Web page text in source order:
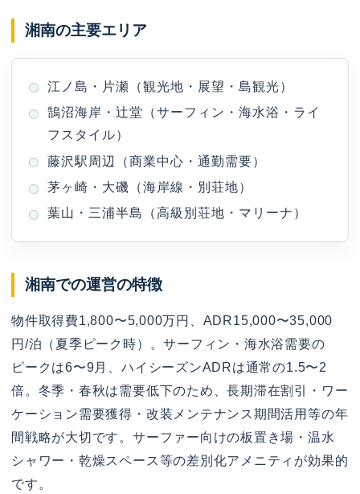
湘南の主要エリア
江ノ島・片瀬（観光地・展望・島観光）
鵠沼海岸・辻堂（サーフィン・海水浴・ライ
フスタイル）
藤沢駅周辺（商業中心・通勤需要）
茅ヶ崎・大磯（海岸線・別荘地）
葉山・三浦半島（高級別荘地・マリーナ）
湘南での運営の特徴
物件取得費1,800〜5,000万円、ADR15,000〜35,000
円/泊（夏季ピーク時）。サーフィン・海水浴需要の
ピークは6〜9月、ハイシーズンADRは通常の1.5〜2
倍。冬季・春秋は需要低下のため、長期滞在割引・ワー
ケーション需要獲得・改装メンテナンス期間活用等の年
間戦略が大切です。サーファー向けの板置き場・温水
シャワー・乾燥スペース等の差別化アメニティが効果的
です。